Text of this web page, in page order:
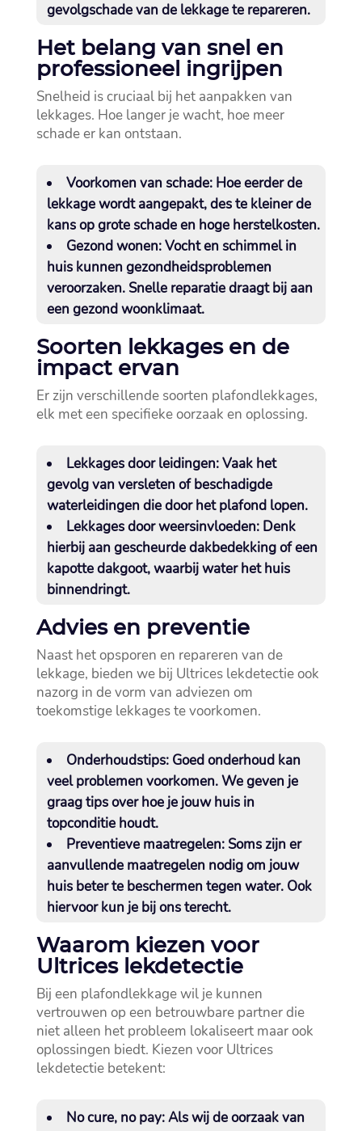
gevolgschade van de lekkage te repareren.​
Het belang van snel en
professioneel ingrijpen
Snelheid is cruciaal bij het aanpakken van
lekkages.​ Hoe langer je wacht, hoe meer
schade er kan ontstaan.​
Voorkomen van schade:Hoe eerder de
lekkage wordt aangepakt, des te kleiner de
kans op grote schade en hoge herstelkosten.​
Gezond wonen:Vocht en schimmel in
huis kunnen gezondheidsproblemen
veroorzaken.​ Snelle reparatie draagt bij aan
een gezond woonklimaat.​
Soorten lekkages en de
impact ervan
Er zijn verschillende soorten plafondlekkages,
elk met een specifieke oorzaak en oplossing.​
Lekkages door leidingen:Vaak het
gevolg van versleten of beschadigde
waterleidingen die door het plafond lopen.​
Lekkages door weersinvloeden:Denk
hierbij aan gescheurde dakbedekking of een
kapotte dakgoot, waarbij water het huis
binnendringt.​
Advies en preventie
Naast het opsporen en repareren van de
lekkage, bieden we bij Ultrices lekdetectie ook
nazorg in de vorm van adviezen om
toekomstige lekkages te voorkomen.​
Onderhoudstips:Goed onderhoud kan
veel problemen voorkomen.​ We geven je
graag tips over hoe je jouw huis in
topconditie houdt.​
Preventieve maatregelen:Soms zijn er
aanvullende maatregelen nodig om jouw
huis beter te beschermen tegen water.​ Ook
hiervoor kun je bij ons terecht.​
Waarom kiezen voor
Ultrices lekdetectie
Bij een plafondlekkage wil je kunnen
vertrouwen op een betrouwbare partner die
niet alleen het probleem lokaliseert maar ook
oplossingen biedt.​ Kiezen voor Ultrices
lekdetectie betekent:
No cure, no pay:Als wij de oorzaak van